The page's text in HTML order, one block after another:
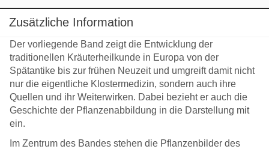
Zusätzliche Information
Der vorliegende Band zeigt die Entwicklung der
traditionellen Kräuterheilkunde in Europa von der
Spätantike bis zur frühen Neuzeit und umgreift damit nicht
nur die eigentliche Klostermedizin, sondern auch ihre
Quellen und ihr Weiterwirken. Dabei bezieht er auch die
Geschichte der Pflanzenabbildung in die Darstellung mit
ein.
Im Zentrum des Bandes stehen die Pflanzenbilder des